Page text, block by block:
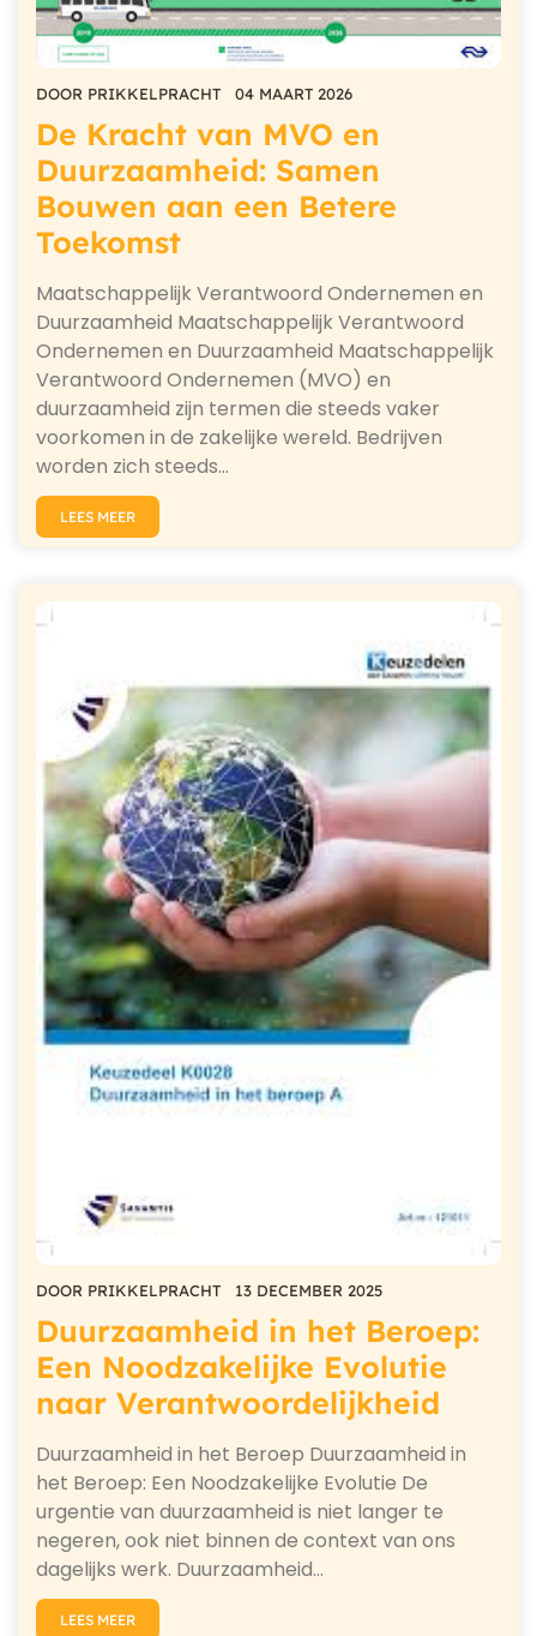
DOOR PRIKKELPRACHT 04 MAART 2026
De Kracht van MVO en
Duurzaamheid: Samen
Bouwen aan een Betere
Toekomst
Maatschappelijk Verantwoord Ondernemen en
Duurzaamheid Maatschappelijk Verantwoord
Ondernemen en Duurzaamheid Maatschappelijk
Verantwoord Ondernemen (MVO) en
duurzaamheid zijn termen die steeds vaker
voorkomen in de zakelijke wereld. Bedrijven
worden zich steeds…
LEES MEER
DOOR PRIKKELPRACHT 13 DECEMBER 2025
Duurzaamheid in het Beroep:
Een Noodzakelijke Evolutie
naar Verantwoordelijkheid
Duurzaamheid in het Beroep Duurzaamheid in
het Beroep: Een Noodzakelijke Evolutie De
urgentie van duurzaamheid is niet langer te
negeren, ook niet binnen de context van ons
dagelijks werk. Duurzaamheid…
LEES MEER